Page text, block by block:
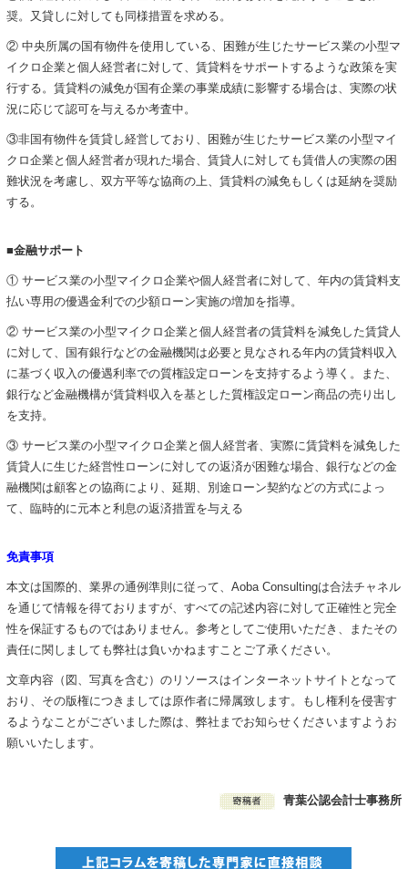
奨。又貸しに対しても同様措置を求める。
② 中央所属の国有物件を使用している、困難が生じたサービス業の小型マ
イクロ企業と個人経営者に対して、賃貸料をサポートするような政策を実
行する。賃貸料の減免が国有企業の事業成績に影響する場合は、実際の状
況に応じて認可を与えるか考査中。
③非国有物件を賃貸し経営しており、困難が生じたサービス業の小型マイ
クロ企業と個人経営者が現れた場合、賃貸人に対しても賃借人の実際の困
難状況を考慮し、双方平等な協商の上、賃貸料の減免もしくは延納を奨励
する。
■金融サポート
① サービス業の小型マイクロ企業や個人経営者に対して、年内の賃貸料支
払い専用の優遇金利での少額ローン実施の増加を指導。
② サービス業の小型マイクロ企業と個人経営者の賃貸料を減免した賃貸人
に対して、国有銀行などの金融機関は必要と見なされる年内の賃貸料収入
に基づく収入の優遇利率での質権設定ローンを支持するよう導く。また、
銀行など金融機構が賃貸料収入を基とした質権設定ローン商品の売り出し
を支持。
③ サービス業の小型マイクロ企業と個人経営者、実際に賃貸料を減免した
賃貸人に生じた経営性ローンに対しての返済が困難な場合、銀行などの金
融機関は顧客との協商により、延期、別途ローン契約などの方式によっ
て、臨時的に元本と利息の返済措置を与える
免責事項
本文は国際的、業界の通例準則に従って、Aoba Consultingは合法チャネル
を通じて情報を得ておりますが、すべての記述内容に対して正確性と完全
性を保証するものではありません。参考としてご使用いただき、またその
責任に関しましても弊社は負いかねますことご了承ください。
文章内容（図、写真を含む）のリソースはインターネットサイトとなって
おり、その版権につきましては原作者に帰属致します。もし権利を侵害す
るようなことがございました際は、弊社までお知らせくださいますようお
願いいたします。
青葉公認会計士事務所